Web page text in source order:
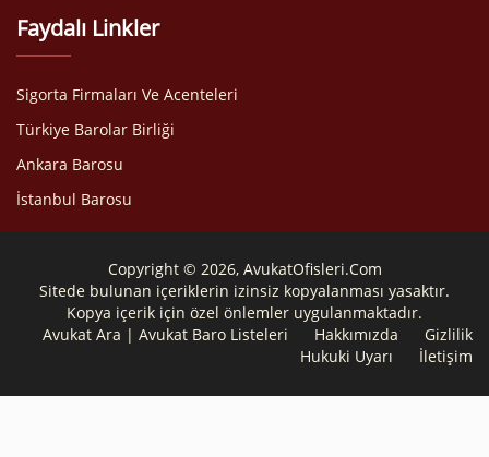
Faydalı Linkler
Sigorta Firmaları Ve Acenteleri
Türkiye Barolar Birliği
Ankara Barosu
İstanbul Barosu
Copyright © 2026, AvukatOfisleri.Com
Sitede bulunan içeriklerin izinsiz kopyalanması yasaktır.
Kopya içerik için özel önlemler uygulanmaktadır.
Avukat Ara | Avukat Baro Listeleri
Hakkımızda
Gizlilik
Hukuki Uyarı
İletişim